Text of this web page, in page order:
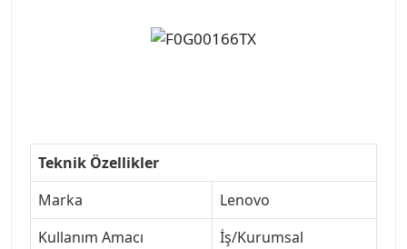
Teknik Özellikler
Marka
Lenovo
Kullanım Amacı
İş/Kurumsal